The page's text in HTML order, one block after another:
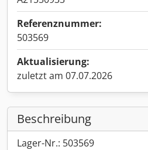
Referenznummer:
503569
Aktualisierung:
zuletzt am 07.07.2026
Beschreibung
Lager-Nr.: 503569